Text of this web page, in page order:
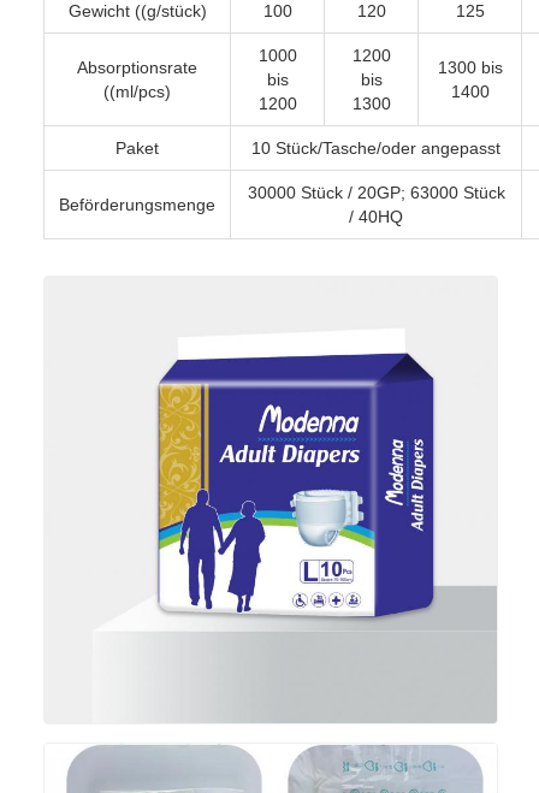
Gewicht ((g/stück) 100 120 125
Absorptionsrate
((ml/pcs)
1000
bis
1200
1200
bis
1300
1300 bis
1400
Paket 10 Stück/Tasche/oder angepasst
Beförderungsmenge
30000 Stück / 20GP; 63000 Stück
/ 40HQ